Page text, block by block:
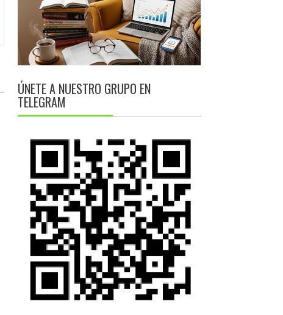
ÚNETE A NUESTRO GRUPO EN
TELEGRAM